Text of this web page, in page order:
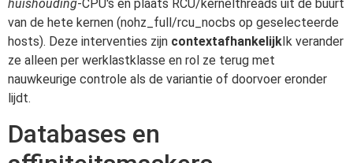
huishouding-CPU's en plaats RCU/kernelthreads uit de buurt
van de hete kernen (nohz_full/rcu_nocbs op geselecteerde
hosts). Deze interventies zijn contextafhankelijkIk verander
ze alleen per werklastklasse en rol ze terug met
nauwkeurige controle als de variantie of doorvoer eronder
lijdt.
Databases en